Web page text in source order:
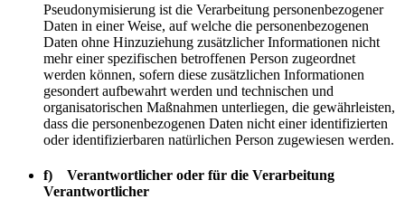
Pseudonymisierung ist die Verarbeitung personenbezogener
Daten in einer Weise, auf welche die personenbezogenen
Daten ohne Hinzuziehung zusätzlicher Informationen nicht
mehr einer spezifischen betroffenen Person zugeordnet
werden können, sofern diese zusätzlichen Informationen
gesondert aufbewahrt werden und technischen und
organisatorischen Maßnahmen unterliegen, die gewährleisten,
dass die personenbezogenen Daten nicht einer identifizierten
oder identifizierbaren natürlichen Person zugewiesen werden.
f) Verantwortlicher oder für die Verarbeitung
Verantwortlicher